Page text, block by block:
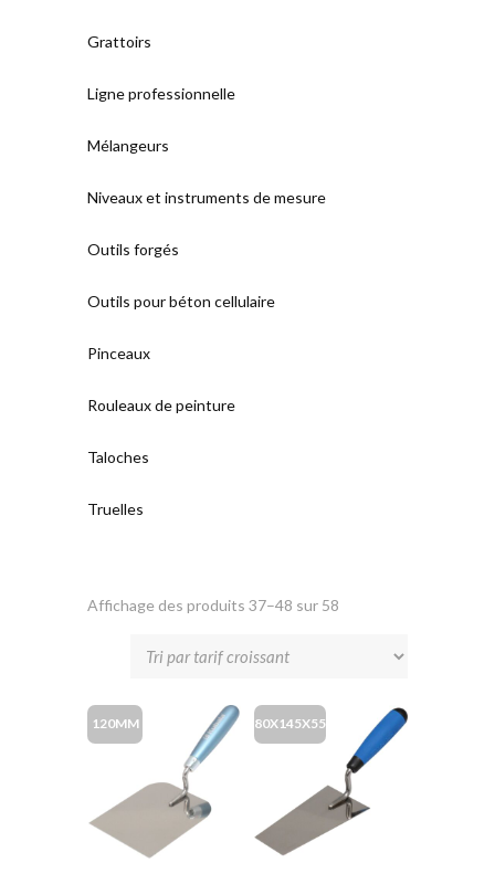
Grattoirs
Ligne professionnelle
Mélangeurs
Niveaux et instruments de mesure
Outils forgés
Outils pour béton cellulaire
Pinceaux
Rouleaux de peinture
Taloches
Truelles
Affichage des produits 37–48 sur 58
120MM 80X145X55